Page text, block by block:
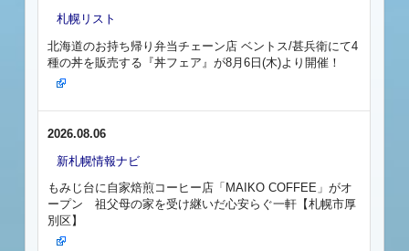
札幌リスト
北海道のお持ち帰り弁当チェーン店 ベントス/甚兵衛にて4
種の丼を販売する『丼フェア』が8月6日(木)より開催！
2026.08.06
新札幌情報ナビ
もみじ台に自家焙煎コーヒー店「MAIKO COFFEE」がオ
ープン 祖父母の家を受け継いだ心安らぐ一軒【札幌市厚
別区】